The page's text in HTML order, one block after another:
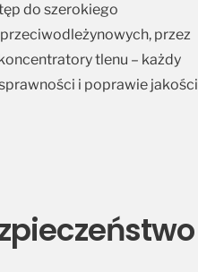
do szerokiego
przez
tlenu – każdy
i poprawie jakości